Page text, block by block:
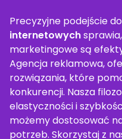
Precyzyjne podejście do
internetowych
marketingowe są
Agencja reklamowa,
rozwiązania, które
konkurencji. Nasza
elastyczności i
możemy dostosować
potrzeb. Skorzystaj z